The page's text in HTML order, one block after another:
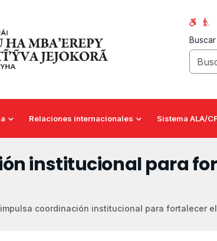
Relaciones internacionales Sistema ALA/
institucional para
impulsa coordinación institucional para fortalecer